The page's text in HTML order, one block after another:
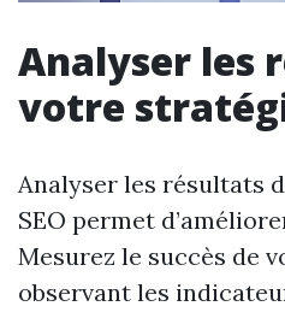
Analyser les
votre
Analyser les résultats
SEO permet
Mesurez le succès de
observant les